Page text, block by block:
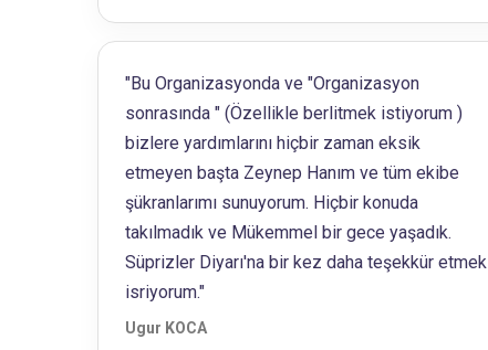
"Bu Organizasyonda ve "Organizasyon
sonrasında " (Özellikle berlitmek istiyorum )
bizlere yardımlarını hiçbir zaman eksik
etmeyen başta Zeynep Hanım ve tüm ekibe
şükranlarımı sunuyorum. Hiçbir konuda
takılmadık ve Mükemmel bir gece yaşadık.
Süprizler Diyarı'na bir kez daha teşekkür etmek
isriyorum."
Ugur KOCA